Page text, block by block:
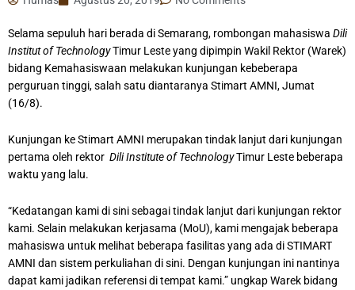
Selama sepuluh hari berada di Semarang, rombongan mahasiswa Dili
Institut of TechnologyTimur Leste yang dipimpin Wakil Rektor (Warek)
bidang Kemahasiswaan melakukan kunjungan kebeberapa
perguruan tinggi, salah satu diantaranya Stimart AMNI, Jumat
(16/8).
Kunjungan ke Stimart AMNI merupakan tindak lanjut dari kunjungan
pertama oleh rektor Dili Institute of TechnologyTimur Leste beberapa
waktu yang lalu.
“Kedatangan kami di sini sebagai tindak lanjut dari kunjungan rektor
kami. Selain melakukan kerjasama (MoU), kami mengajak beberapa
mahasiswa untuk melihat beberapa fasilitas yang ada di STIMART
AMNI dan sistem perkuliahan di sini. Dengan kunjungan ini nantinya
dapat kami jadikan referensi di tempat kami.” ungkap Warek bidang